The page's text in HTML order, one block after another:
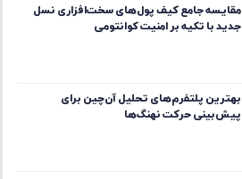
مقایسه جامع کیف پول‌های سخت‌افزاری نسل
جدید با تکیه بر امنیت کوانتومی
بهترین پلتفرم‌های تحلیل آن‌چین برای
پیش‌بینی حرکت نهنگ‌ها